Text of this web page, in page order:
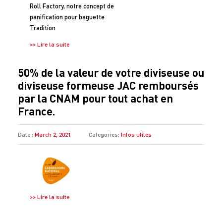
Roll Factory, notre concept de
panification pour baguette
Tradition
>> Lire la suite
50% de la valeur de votre diviseuse ou
diviseuse formeuse JAC remboursés
par la CNAM pour tout achat en
France.
Date : March 2, 2021 Categories: Infos utiles
>> Lire la suite